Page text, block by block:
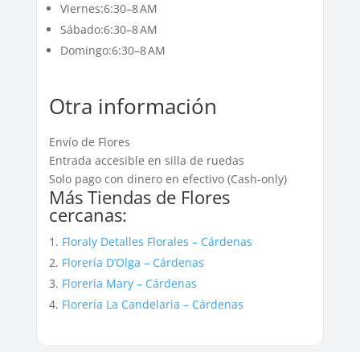
Viernes:6:30–8 AM
Sábado:6:30–8 AM
Domingo:6:30–8 AM
Otra información
Envío de Flores
Entrada accesible en silla de ruedas
Solo pago con dinero en efectivo (Cash-only)
Más Tiendas de Flores
cercanas:
Floraly Detalles Florales – Cárdenas
Florería D’Olga – Cárdenas
Florería Mary – Cárdenas
Florería La Candelaria – Cárdenas